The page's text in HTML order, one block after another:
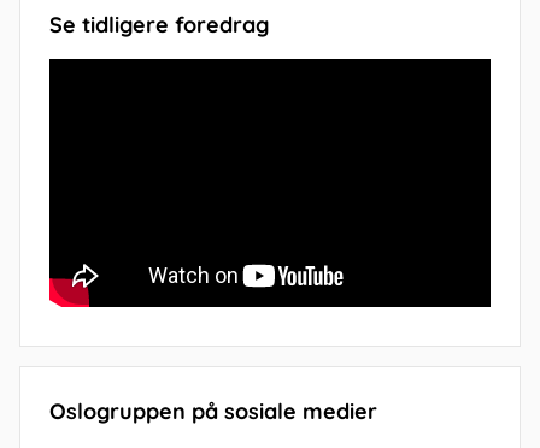
Se tidligere foredrag
Oslogruppen på sosiale medier